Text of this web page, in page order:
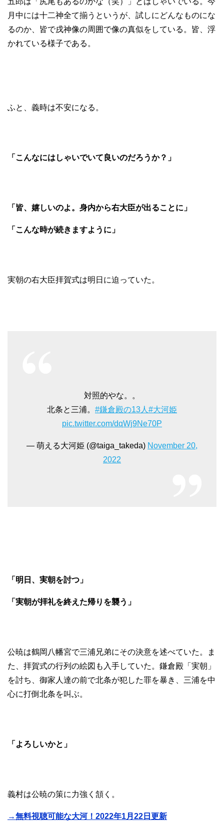
月中には十二神全て揃うというが、試しにどんなものにな
るのか、皆で戌神像の周囲で像の真似をしている。皆、浮
かれている様子である。
ふと、義時は不安になる。
「こんなにはしゃいでいて良いのだろうか？」
「皆、嬉しいのよ。身内から右大臣が出ることに」
「こんな時が続きますように」
実朝の右大臣拝賀式は明日に迫っていた。
対照的やな。。
北条と三浦。 #鎌倉殿の13人 #大河姫
pic.twitter.com/dqWj9Ne70P
— 萌える大河姫 (@taiga_takeda) November 20,
2022
「明日、実朝を討つ」
「実朝が拝礼を終えた帰りを襲う」
公暁は鶴岡八幡宮で三浦兄弟にその決意を述べていた。ま
た、拝賀式の行列の絵図も入手していた。鎌倉殿「実朝」
を討ち、御家人達の前で北条が犯した罪を暴き、三浦を中
心に打倒北条を叫ぶ。
「よろしいかと」
義村は公暁の策に力強く頷く。
→無料視聴可能な大河！2022年1月22日更新